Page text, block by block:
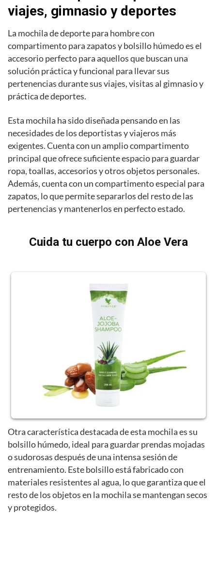
viajes, gimnasio y deportes
La mochila de deporte para hombre con
compartimento para zapatos y bolsillo húmedo es el
accesorio perfecto para aquellos que buscan una
solución práctica y funcional para llevar sus
pertenencias durante sus viajes, visitas al gimnasio y
práctica de deportes.
Esta mochila ha sido diseñada pensando en las
necesidades de los deportistas y viajeros más
exigentes. Cuenta con un amplio compartimento
principal que ofrece suficiente espacio para guardar
ropa, toallas, accesorios y otros objetos personales.
Además, cuenta con un compartimento especial para
zapatos, lo que permite separarlos del resto de las
pertenencias y mantenerlos en perfecto estado.
Cuida tu cuerpo con Aloe Vera
Otra característica destacada de esta mochila es su
bolsillo húmedo, ideal para guardar prendas mojadas
o sudorosas después de una intensa sesión de
entrenamiento. Este bolsillo está fabricado con
materiales resistentes al agua, lo que garantiza que el
resto de los objetos en la mochila se mantengan secos
y protegidos.